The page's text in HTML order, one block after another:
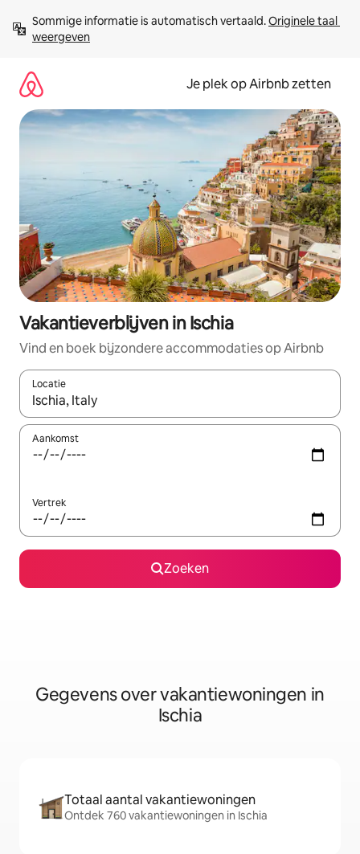
direct
naar
Sommige informatie is automatisch vertaald. Originele taal
weergeven
Je plek op Airbnb zetten
Vakantieverblijven in Ischia
Vind en boek bijzondere accommodaties op Airbnb
Locatie
Wanneer er resultaten beschikbaar zijn, maak je een keuze
Aankomst
Vertrek
Zoeken
Gegevens over vakantiewoningen in
Ischia
Totaal aantal vakantiewoningen
Ontdek 760 vakantiewoningen in Ischia